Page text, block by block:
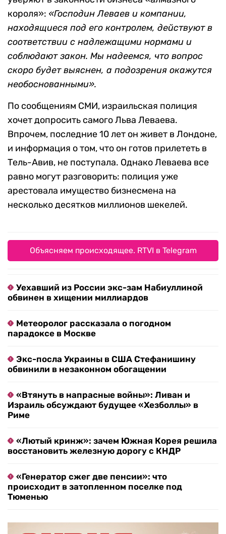
короля»: «Господин Леваев и компании,
находящиеся под его контролем, действуют в
соответствии с надлежащими нормами и
соблюдают закон. Мы надеемся, что вопрос
скоро будет выяснен, а подозрения окажутся
необоснованными».
По сообщениям СМИ, израильская полиция
хочет допросить самого Льва Леваева.
Впрочем, последние 10 лет он живет в Лондоне,
и информация о том, что он готов прилететь в
Тель-Авив, не поступала. Однако Леваева все
равно могут разговорить: полиция уже
арестовала имущество бизнесмена на
несколько десятков миллионов шекелей.
Объясняем происходящее. RTVI в Telegram
Уехавший из России экс-зам Набиуллиной
обвинен в хищении миллиардов
Метеоролог рассказала о погодном
парадоксе в Москве
Экс-посла Украины в США Стефанишину
обвинили в незаконном обогащении
«Втянуть в напрасные войны»: Ливан и
Израиль обсуждают будущее «Хезболлы» в
Риме
«Лютый кринж»: зачем Южная Корея решила
восстановить железную дорогу с КНДР
«Генератор сжег две пенсии»: что
происходит в затопленном поселке под
Тюменью